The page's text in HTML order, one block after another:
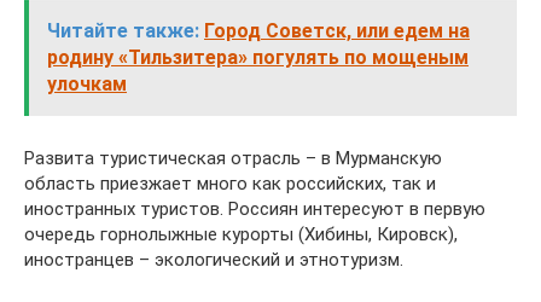
Читайте также: Город Советск, или едем на
родину «Тильзитера» погулять по мощеным
улочкам
Развита туристическая отрасль – в Мурманскую
область приезжает много как российских, так и
иностранных туристов. Россиян интересуют в первую
очередь горнолыжные курорты (Хибины, Кировск),
иностранцев – экологический и этнотуризм.